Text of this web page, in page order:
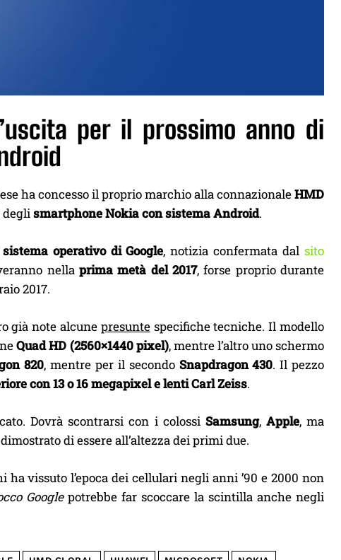
per il prossimo anno di
ha concesso il proprio marchio alla connazionaleHMD
deglismartphone Nokia con sistema Android.
sistema operativo di Google, notizia confermata dalsito
nellaprima metà del 2017, forse proprio durante
2017.
già note alcune presuntespecifiche tecniche. Il modello
Quad HD (2560×1440 pixel), mentre l’altro uno schermo
820, mentre per il secondo Snapdragon 430. Il pezzo
con 13 o 16 megapixel e lenti Carl Zeiss.
Dovrà scontrarsi con i colossi Samsung, Apple, ma
di essere all’altezza dei primi due.
ha vissuto l’epoca dei cellulari negli anni ’90 e 2000 non
Googlepotrebbe far scoccare la scintilla anche negli